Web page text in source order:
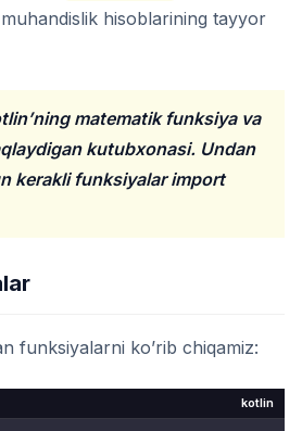
hisoblarining tayyor
matematik funksiya va
kutubxonasi. Undan
kerakli funksiyalar import
funksiyalarni ko’rib chiqamiz:
kotlin